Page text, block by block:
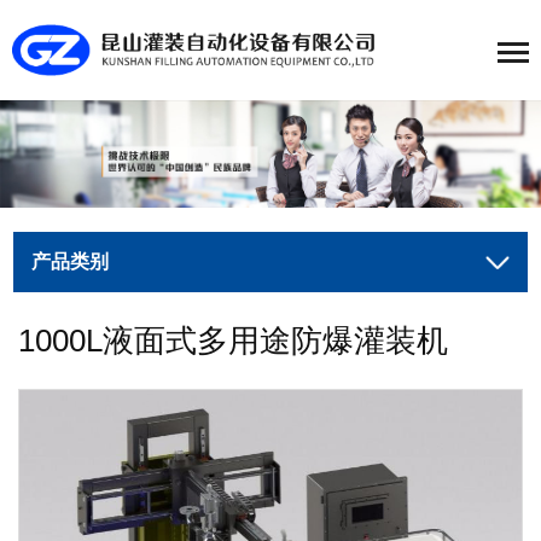
产品类别
1000L液面式多用途防爆灌装机